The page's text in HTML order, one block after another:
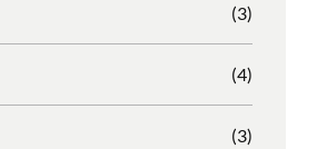
(3)
(4)
(3)